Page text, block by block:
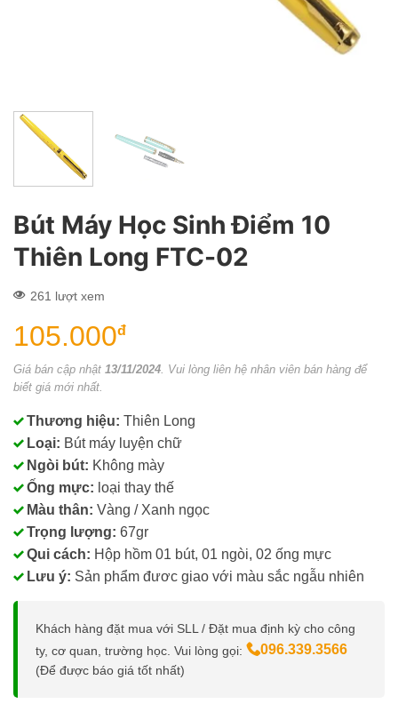
Bút Máy Học Sinh Điểm 10
Thiên Long FTC-02
261 lượt xem
105.000đ
Giá bán cập nhật 13/11/2024 . Vui lòng liên hệ nhân viên bán hàng để
biết giá mới nhất.
Thương hiệu: Thiên Long
Loại: Bút máy luyện chữ
Ngòi bút: Không mày
Ống mực: loại thay thế
Màu thân: Vàng / Xanh ngọc
Trọng lượng: 67gr
Qui cách: Hộp hồm 01 bút, 01 ngòi, 02 ống mực
Lưu ý: Sản phẩm đươc giao với màu sắc ngẫu nhiên
Khách hàng đặt mua với SLL / Đặt mua định kỳ cho công
ty, cơ quan, trường học. Vui lòng gọi:
096.339.3566
(Để được báo giá tốt nhất)